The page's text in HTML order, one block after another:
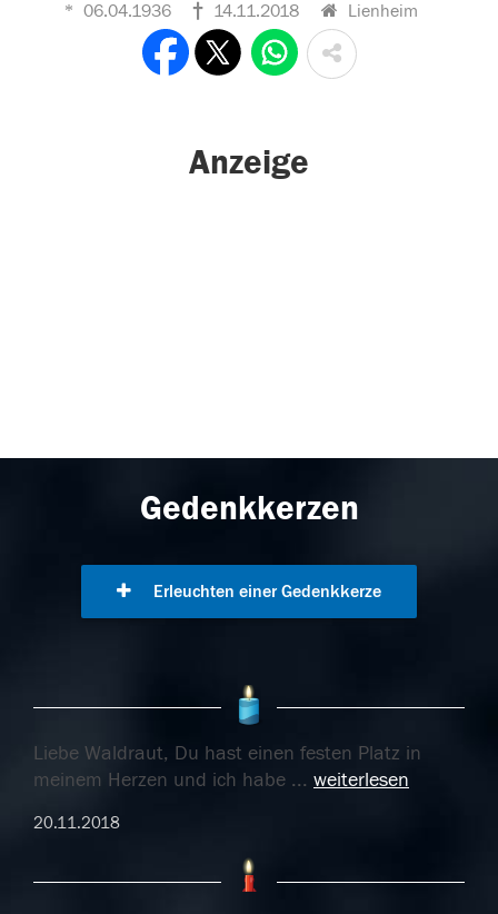
06.04.1936 14.11.2018 Lienheim
Anzeige
Gedenkkerzen
Erleuchten einer Gedenkkerze
Liebe Waldraut, Du hast einen festen Platz in
meinem Herzen und ich habe ... weiterlesen
20.11.2018